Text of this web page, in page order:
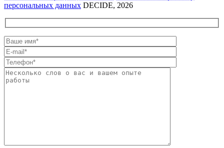
персональных данных DECIDE, 2026